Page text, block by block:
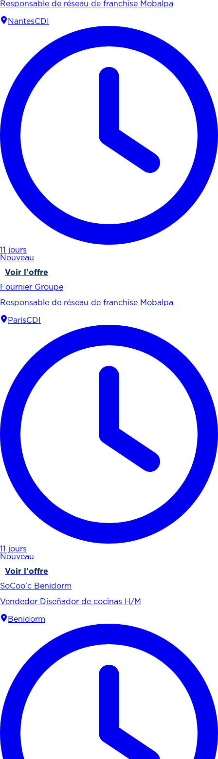
Responsable de réseau de franchise Mobalpa
NantesCDI
11 jours
Nouveau
Voir l'offre
Fournier Groupe
Responsable de réseau de franchise Mobalpa
ParisCDI
11 jours
Nouveau
Voir l'offre
SoCoo'c Benidorm
Vendedor Diseñador de cocinas H/M
Benidorm